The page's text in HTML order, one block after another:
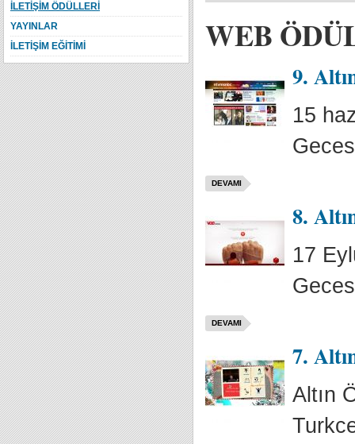
WEB
9.
15
DEVAMI
8.
17
DEVAMI
7.
Altın
İLETİŞİM ÖDÜLLERİ
YAYINLAR
İLETİŞİM EĞİTİMİ